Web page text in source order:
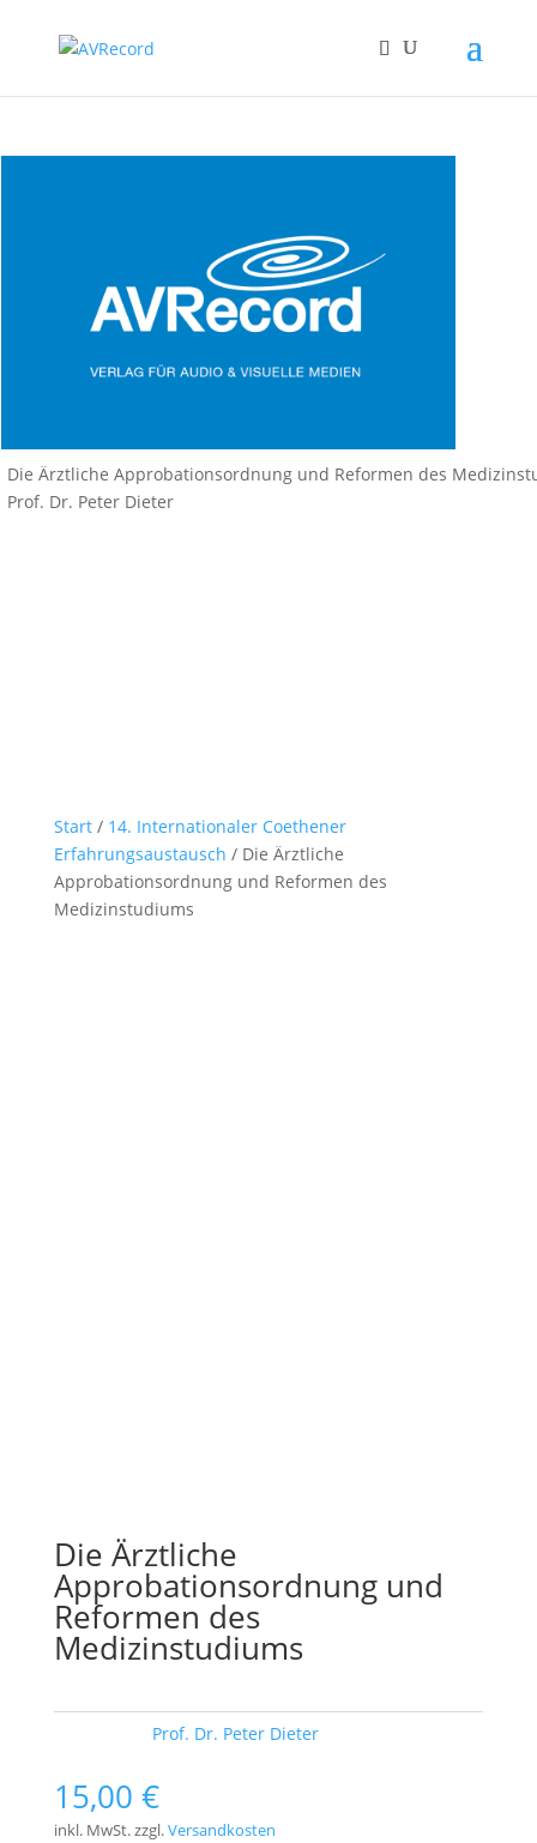
Die Ärztliche Approbationsordnung und Reformen des
Prof. Dr. Peter Dieter
Start/ 14. Internationaler Coethener
Erfahrungsaustausch / Die Ärztliche
Approbationsordnung und Reformen des
Medizinstudiums
Die Ärztliche
Approbationsordnung und
Reformen des
Medizinstudiums
Prof. Dr. Peter Dieter
15,00 €
inkl. MwSt.zzgl.Versandkosten